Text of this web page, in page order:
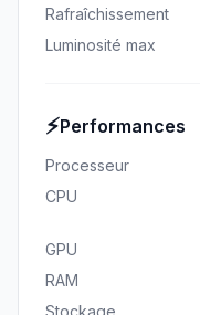
Rafraîchissement
Luminosité max
⚡Performances
Processeur
CPU
GPU
RAM
Stockage